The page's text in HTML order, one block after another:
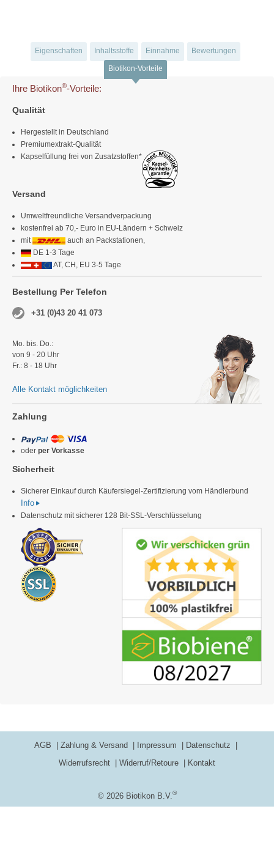
Eigenschaften Inhaltsstoffe Einnahme Bewertungen
Biotikon-Vorteile
Ihre Biotikon®-Vorteile:
Qualität
Hergestellt in Deutschland
Premiumextrakt-Qualität
Kapselfüllung frei von Zusatzstoffen*
Versand
Umweltfreundliche Versandverpackung
kostenfrei ab 70,- Euro in EU-Ländern + Schweiz
mit
auch an Packstationen,
DE 1-3 Tage
AT, CH, EU 3-5 Tage
Bestellung Per Telefon
+31 (0)43 20 41 073
Mo. bis. Do.:
von 9 - 20 Uhr
Fr.: 8 - 18 Uhr
Alle Kontakt möglichkeiten
Zahlung
oder per Vorkasse
Sicherheit
Sicherer Einkauf durch Käufersiegel-Zertifizierung vom Händlerbund
Info
Datenschutz mit sicherer 128 Bit-SSL-Verschlüsselung
© 2026 Biotikon B.V.®
AGB Zahlung & Versand Impressum
Datenschutz
Widerrufsrecht
Widerruf/Retoure Kontakt